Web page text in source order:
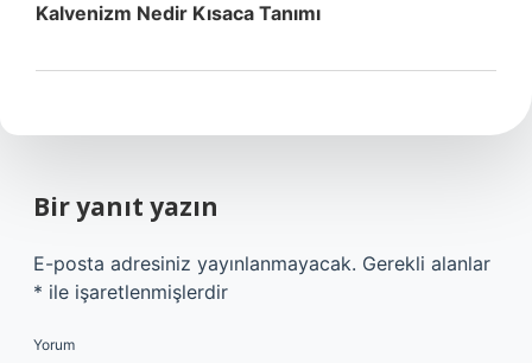
Kalvenizm Nedir Kısaca Tanımı
Bir yanıt yazın
E-posta adresiniz yayınlanmayacak. Gerekli alanlar
* ile işaretlenmişlerdir
Yorum